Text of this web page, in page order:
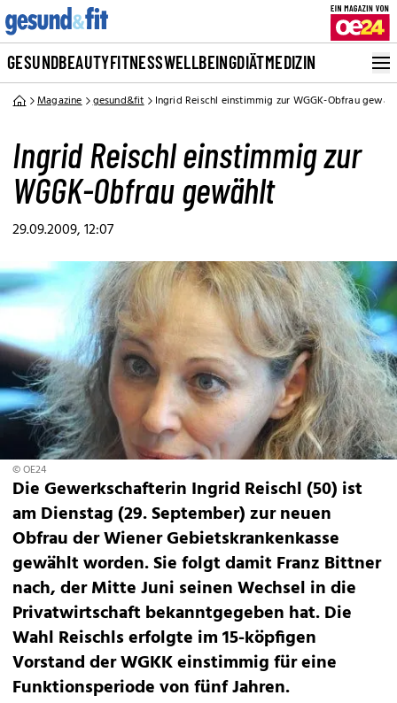
GESUNDBEAUTYFITNESSWELLBEINGDIÄTMEDIZIN
Magazine gesund&fit Ingrid Reischl einstimmig zur WGGK-Obfrau
Ingrid Reischl einstimmig zur
WGGK-Obfrau gewählt
29.09.2009, 12:07
© OE24
Die Gewerkschafterin Ingrid Reischl (50) ist
am Dienstag (29. September) zur neuen
Obfrau der Wiener Gebietskrankenkasse
gewählt worden. Sie folgt damit Franz Bittner
nach, der Mitte Juni seinen Wechsel in die
Privatwirtschaft bekanntgegeben hat. Die
Wahl Reischls erfolgte im 15-köpfigen
Vorstand der WGKK einstimmig für eine
Funktionsperiode von fünf Jahren.